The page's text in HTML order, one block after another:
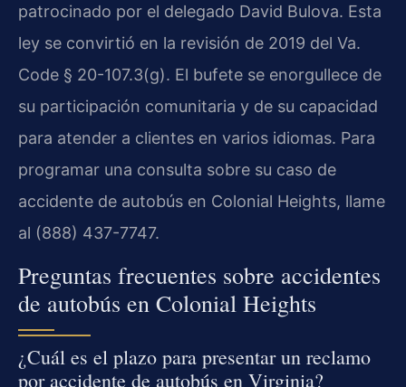
patrocinado por el delegado David Bulova. Esta
ley se convirtió en la revisión de 2019 del Va.
Code § 20-107.3(g). El bufete se enorgullece de
su participación comunitaria y de su capacidad
para atender a clientes en varios idiomas. Para
programar una consulta sobre su caso de
accidente de autobús en Colonial Heights, llame
al (888) 437-7747.
Preguntas frecuentes sobre accidentes
de autobús en Colonial Heights
¿Cuál es el plazo para presentar un reclamo
por accidente de autobús en Virginia?